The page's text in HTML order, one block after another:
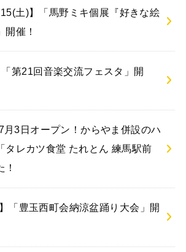
15(土)】「馬野ミキ個展『好きな絵
開催！
「第21回音楽交流フェスタ」開
月3日オープン！からやま併設のハ
タレカツ食堂 たれとん 練馬駅前
「豊玉西町会納涼盆踊り大会」開